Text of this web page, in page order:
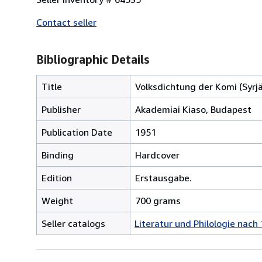
Contact seller
Bibliographic Details
Title
Volksdichtung der Komi
Publisher
Akademiai Kiaso, Budapest
Publication Date
1951
Binding
Hardcover
Edition
Erstausgabe.
Weight
700 grams
Seller catalogs
Literatur und Philologie nach